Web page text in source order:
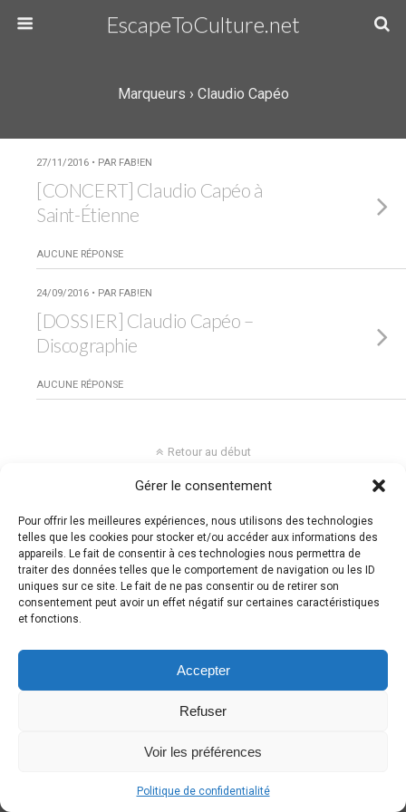
Gérer le consentement
Pour offrir les meilleures expériences, nous utilisons des technologies
telles que les cookies pour stocker et/ou accéder aux informations des
appareils. Le fait de consentir à ces technologies nous permettra de
traiter des données telles que le comportement de navigation ou les ID
uniques sur ce site. Le fait de ne pas consentir ou de retirer son
consentement peut avoir un effet négatif sur certaines caractéristiques
et fonctions.
Accepter
Refuser
Voir les préférences
Politique de confidentialité
EscapeToCulture.net
Marqueurs › Claudio Capéo
27/11/2016 • PAR FAB!EN
[CONCERT] Claudio Capéo à
Saint-Étienne
AUCUNE RÉPONSE
24/09/2016 • PAR FAB!EN
[DOSSIER] Claudio Capéo –
Discographie
AUCUNE RÉPONSE
Retour au début